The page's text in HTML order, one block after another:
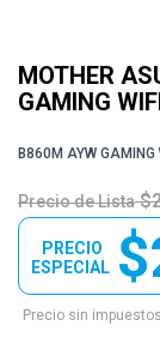
MOTHER
GAMING
B860M AYW GAMING
Precio de Lista
PRECIO
ESPECIAL
Precio sin